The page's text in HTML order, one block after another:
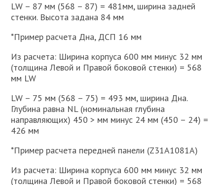
LW – 87 мм (568 – 87) = 481мм, ширина задней
стенки. Высота задана 84 мм
*Пример расчета Дна, ДСП 16 мм
Из расчета: Ширина корпуса 600 мм минус 32 мм
(толщина Левой и Правой боковой стенки) = 568
мм LW
LW – 75 мм (568 – 75) = 493 мм, ширина Дна.
Глубина равна NL (номинальная глубина
направляющих) 450 > мм минус 24 мм (450 – 24) =
426 мм
*Пример расчета передней панели (Z31A1081A)
Из расчета: Ширина корпуса 600 мм минус 32 мм
(толщина Левой и Правой боковой стенки) = 568